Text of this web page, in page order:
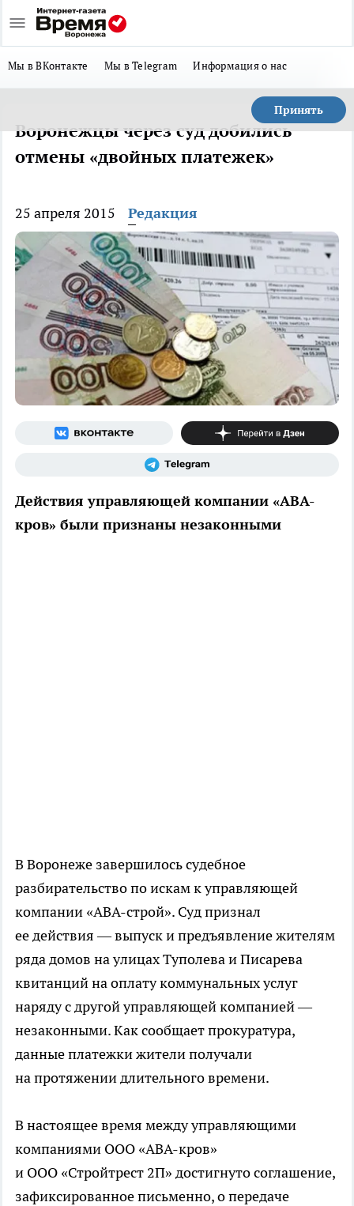
Мы в ВКонтакте Мы в Telegram Информация о нас
Принять
Воронежцы через суд добились
отмены «двойных платежек»
25 апреля 2015 Редакция
Действия управляющей компании «АВА-
кров» были признаны незаконными
В Воронеже завершилось судебное
разбирательство по искам к управляющей
компании «АВА-строй». Суд признал
ее действия — выпуск и предъявление жителям
ряда домов на улицах Туполева и Писарева
квитанций на оплату коммунальных услуг
наряду с другой управляющей компанией —
незаконными. Как сообщает прокуратура,
данные платежки жители получали
на протяжении длительного времени.
В настоящее время между управляющими
компаниями ООО «АВА-кров»
и ООО «Стройтрест 2П» достигнуто соглашение,
зафиксированное письменно, о передаче